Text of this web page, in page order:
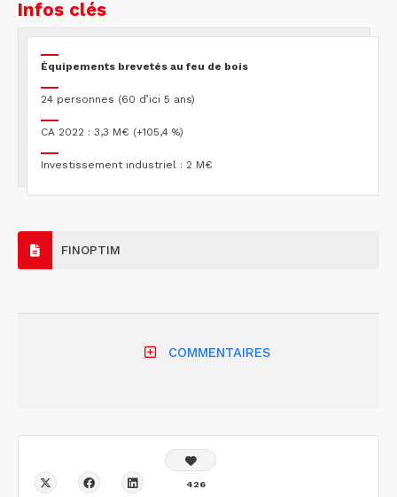
Infos clés
Équipements brevetés au feu de bois
24 personnes (60 d’ici 5 ans)
CA 2022 : 3,3 M€ (+105,4 %)
Investissement industriel : 2 M€
FINOPTIM
COMMENTAIRES
426